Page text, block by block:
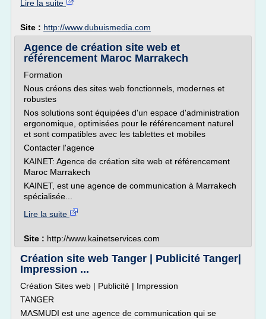
Lire la suite
Site : http://www.dubuismedia.com
Agence de création site web et
référencement Maroc Marrakech
Formation
Nous créons des sites web fonctionnels, modernes et
robustes
Nos solutions sont équipées d'un espace d'administration
ergonomique, optimisées pour le référencement naturel
et sont compatibles avec les tablettes et mobiles
Contacter l'agence
KAINET: Agence de création site web et référencement
Maroc Marrakech
KAINET, est une agence de communication à Marrakech
spécialisée...
Lire la suite
Site : http://www.kainetservices.com
Création site web Tanger | Publicité Tanger|
Impression ...
Création Sites web | Publicité | Impression
TANGER
MASMUDI est une agence de communication qui se